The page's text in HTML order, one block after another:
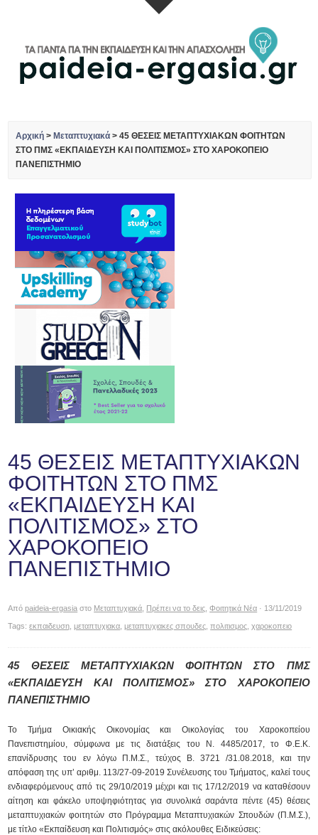
Αρχική > Μεταπτυχιακά >45 ΘΕΣΕΙΣ ΜΕΤΑΠΤΥΧΙΑΚΩΝ ΦΟΙΤΗΤΩΝ
ΣΤΟ ΠΜΣ «ΕΚΠΑΙΔΕΥΣΗ ΚΑΙ ΠΟΛΙΤΙΣΜΟΣ» ΣΤΟ ΧΑΡΟΚΟΠΕΙΟ
ΠΑΝΕΠΙΣΤΗΜΙΟ
45 ΘΕΣΕΙΣ ΜΕΤΑΠΤΥΧΙΑΚΩΝ
ΦΟΙΤΗΤΩΝ ΣΤΟ ΠΜΣ
«ΕΚΠΑΙΔΕΥΣΗ ΚΑΙ
ΠΟΛΙΤΙΣΜΟΣ» ΣΤΟ
ΧΑΡΟΚΟΠΕΙΟ
ΠΑΝΕΠΙΣΤΗΜΙΟ
Απόpaideia-ergasia στο Μεταπτυχιακά Πρέπει να το δεις ,Φοιτητικά Νέα · 13/11/2019
Tags:εκπαιδευση ,μεταπτυχιακα ,μεταπτυχιακες σπουδες ,πολιτισμος ,χαροκοπειο
45 ΘΕΣΕΙΣ ΜΕΤΑΠΤΥΧΙΑΚΩΝ ΦΟΙΤΗΤΩΝ ΣΤΟ ΠΜΣ
«ΕΚΠΑΙΔΕΥΣΗ ΚΑΙ ΠΟΛΙΤΙΣΜΟΣ» ΣΤΟ ΧΑΡΟΚΟΠΕΙΟ
ΠΑΝΕΠΙΣΤΗΜΙΟ
Το Τμήμα Οικιακής Οικονομίας και Οικολογίας του Χαροκοπείου
Πανεπιστημίου, σύμφωνα με τις διατάξεις του Ν. 4485/2017, το Φ.Ε.Κ.
επανίδρυσης του εν λόγω Π.Μ.Σ., τεύχος Β. 3721 /31.08.2018, και την
απόφαση της υπ’ αριθμ. 113/27-09-2019 Συνέλευσης του Τμήματος, καλεί τους
ενδιαφερόµενους από τις 29/10/2019 µέχρι και τις 17/12/2019 να καταθέσουν
αίτηση και φάκελο υποψηφιότητας για συνολικά σαράντα πέντε (45) θέσεις
µεταπτυχιακών φοιτητών στο Πρόγραμμα Μεταπτυχιακών Σπουδών (Π.Μ.Σ.),
με τίτλο «Εκπαίδευση και Πολιτισμός» στις ακόλουθες Ειδικεύσεις: